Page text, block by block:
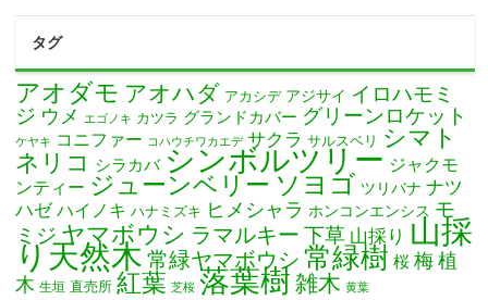
タグ
アオダモ アオハダ アカシデ アジサイ イロハモミ
ジ ウメ エゴノキ カツラ グランドカバー グリーンロケット
ケヤキ コニファー コハウチワカエデ サクラ サルスベリ シマト
ネリコ
シラカバ シンボルツリー ジャクモ
ンティー ジューンベリー ソヨゴ ツリバナ ナツ
ハゼ ハイノキ ハナミズキ ヒメシャラ ホンコンエンシス モ
ミジ ヤマボウシ ラマルキー 下草 山採り 山採
り天然木 常緑ヤマボウシ 常緑樹 桜 梅 植
木 生垣 直売所 紅葉 芝桜 落葉樹 雑木 黄葉